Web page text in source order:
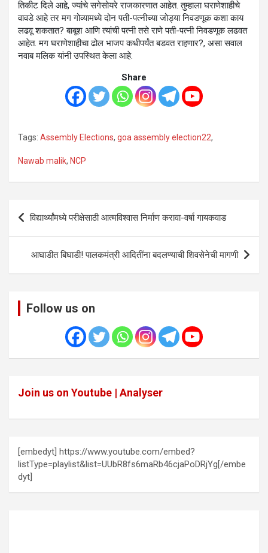
तिकीट दिले आहे, ज्यांचे सगेसोयरे राजकारणात आहेत. तुम्हाला घराणेशाहीचे
वावडे आहे तर मग गोव्यामध्ये दोन पती-पत्नीच्या जोड्या निवडणूक कशा काय
लढवू शकतात? बाबूश आणि त्यांची पत्नी तसे राणे पती-पत्नी निवडणूक लढवत
आहेत. मग घराणेशाहीचा ढोल भाजप कधीपर्यंत बडवत राहणार?, असा सवाल
नवाब मलिक यांनी उपस्थित केला आहे.
Share
Tags: Assembly Elections, goa assembly election22,
Nawab malik, NCP
Post
navigation
विद्यार्थ्यांमध्ये परीक्षेसाठी आत्मविश्वास निर्माण करावा-वर्षा गायकवाड
आघाडीत बिघाडी! पालकमंत्री आदितींना बदलण्याची शिवसेनेची मागणी
Follow us on
Join us on Youtube | Analyser
[embedyt] https://www.youtube.com/embed?
listType=playlist&list=UUbR8fs6maRb46cjaPoDRjYg[/embe
dyt]